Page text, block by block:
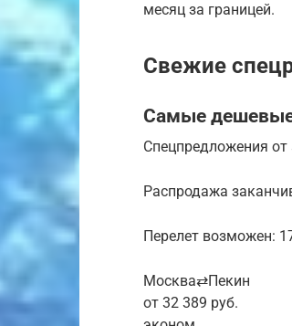
месяц за границей.
Свежие
Самые
Спецпредложения
Распродажа
Перелет возможен:
Москва⇄Пекин
от 32 389 руб.